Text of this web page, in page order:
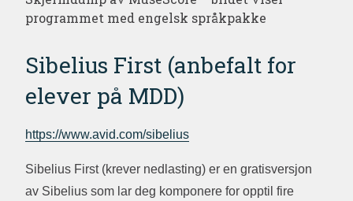
programmet med engelsk språkpakke
Sibelius First (anbefalt for
elever på MDD)
https://www.avid.com/sibelius
Sibelius First (krever nedlasting) er en gratisversjon
av Sibelius som lar deg komponere for opptil fire